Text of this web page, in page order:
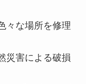
々な場所を修理
災害による破損